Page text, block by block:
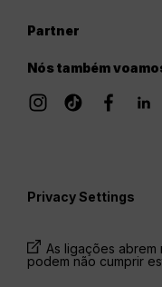
Partner
Nós também
Privacy Settings
As ligações abrem
podem não cumprir